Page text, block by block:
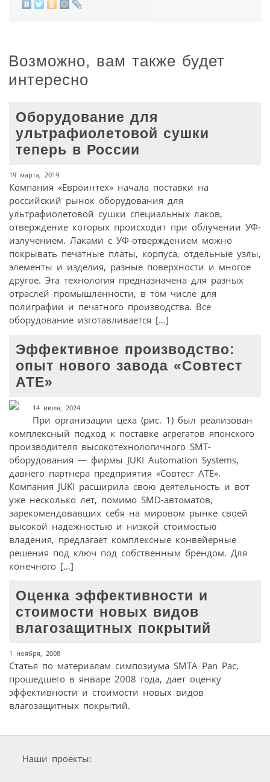
Возможно, вам также будет
интересно
Оборудование для
ультрафиолетовой сушки
теперь в России
19 марта, 2019
Компания «Евроинтех» начала поставки на
российский рынок оборудования для
ультрафиолетовой сушки специальных лаков,
отверждение которых происходит при облучении УФ-
излучением. Лаками с УФ-отверждением можно
покрывать печатные платы, корпуса, отдельные узлы,
элементы и изделия, разные поверхности и многое
другое. Эта технология предназначена для разных
отраслей промышленности, в том числе для
полиграфии и печатного производства. Все
оборудование изготавливается […]
Эффективное производство:
опыт нового завода «Совтест
АТЕ»
14 июля, 2024
При организации цеха (рис. 1) был реализован
комплексный подход к поставке агрегатов японского
производителя высокотехнологичного SMT-
оборудования — фирмы JUKI Automation Systems,
давнего партнера предприятия «Совтест АТЕ».
Компания JUKI расширила свою деятельность и вот
уже несколько лет, помимо SMD-автоматов,
зарекомендовавших себя на мировом рынке своей
высокой надежностью и низкой стоимостью
владения, предлагает комплексные конвейерные
решения под ключ под собственным брендом. Для
конечного […]
Оценка эффективности и
стоимости новых видов
влагозащитных покрытий
1 ноября, 2008
Статья по материалам симпозиума SMTA Pan Pac,
прошедшего в январе 2008 года, дает оценку
эффективности и стоимости новых видов
влагозащитных покрытий.
Наши проекты: